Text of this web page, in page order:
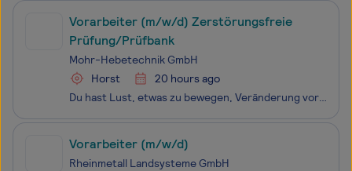
Vorarbeiter (m/w/d) Zerstörungsfreie
Prüfung/Prüfbank
Mohr-Hebetechnik GmbH
Horst
20 hours ago
Du hast Lust, etwas zu bewegen, Veränderung voranzutreiben und im Team Großes zu erreichen? Dann sollten wir uns kennenlernen! Wir gehören zu den führenden Herstellern von Hebezeugen im Schwergutbereich und beliefern Kunden im Kran- und Schiffbau. Unsere Erfolgsgeschichte schreiben wir gemeinsam mi
Vorarbeiter (m/w/d)
Rheinmetall Landsysteme GmbH